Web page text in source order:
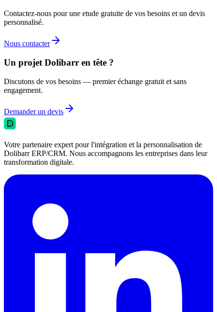
Contactez-nous pour une etude gratuite de vos besoins et un devis
personnalisé.
Nous contacter
Un projet Dolibarr en tête ?
Discutons de vos besoins — premier échange gratuit et sans
engagement.
Demander un devis
Votre partenaire expert pour l'intégration et la personnalisation de
Dolibarr ERP/CRM. Nous accompagnons les entreprises dans leur
transformation digitale.